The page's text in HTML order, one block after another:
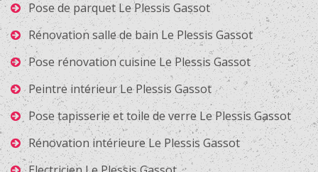
Pose de parquet Le Plessis Gassot
Rénovation salle de bain Le Plessis Gassot
Pose rénovation cuisine Le Plessis Gassot
Peintre intérieur Le Plessis Gassot
Pose tapisserie et toile de verre Le Plessis Gassot
Rénovation intérieure Le Plessis Gassot